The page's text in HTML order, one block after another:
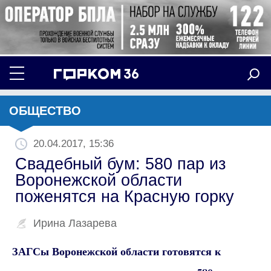
ОБЩЕСТВО
20.04.2017, 15:36
Свадебный бум: 580 пар из
Воронежской области
поженятся на Красную горку
Ирина Лазарева
ЗАГСы Воронежской области готовятся к